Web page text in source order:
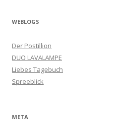
WEBLOGS
Der Postillion
DUO LAVALAMPE
Liebes Tagebuch
Spreeblick
META